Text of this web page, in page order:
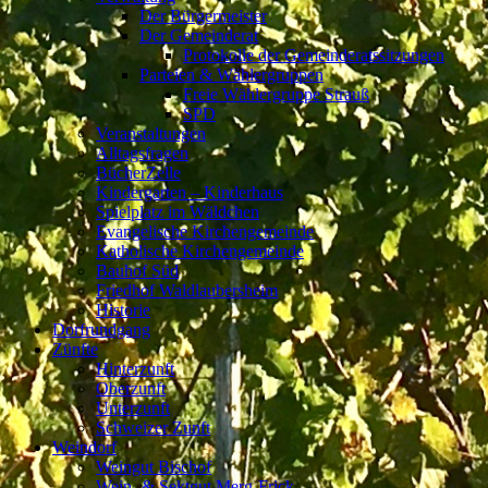
Der Bürgermeister
Der Gemeinderat
Protokolle der Gemeinderatssitzungen
Parteien & Wählergruppen
Freie Wählergruppe Strauß
SPD
Veranstaltungen
Alltagsfragen
BücherZelle
Kindergarten – Kinderhaus
Spielplatz im Wäldchen
Evangelische Kirchengemeinde
Katholische Kirchengemeinde
Bauhof Süd
Friedhof Waldlaubersheim
Historie
Dorfrundgang
Zünfte
Hinterzunft
Oberzunft
Unterzunft
Schweizer Zunft
Weindorf
Weingut Bischof